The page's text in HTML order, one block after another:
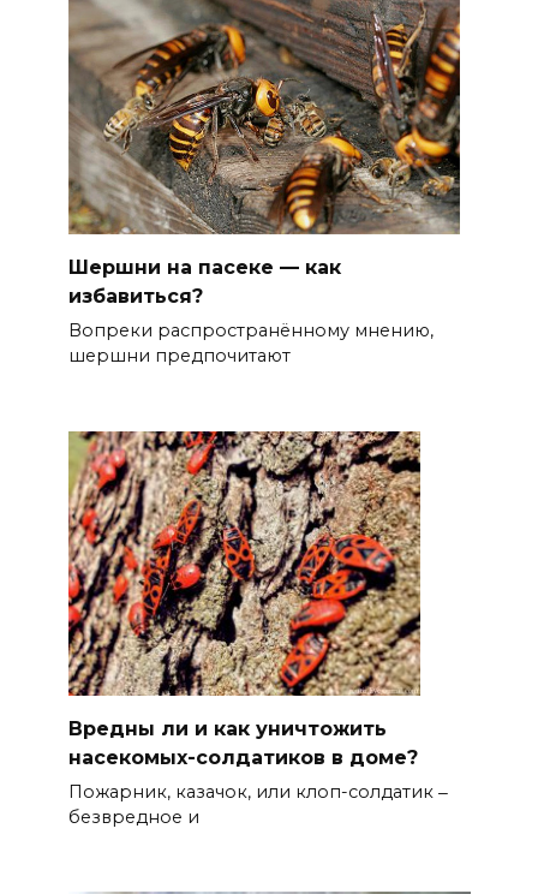
Шершни на пасеке — как
избавиться?
Вопреки распространённому мнению,
шершни предпочитают
Вредны ли и как уничтожить
насекомых-солдатиков в доме?
Пожарник, казачок, или клоп-солдатик ‒
безвредное и